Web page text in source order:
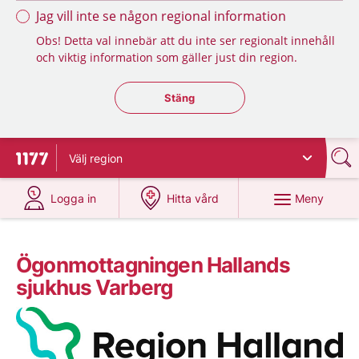
Jag vill inte se någon regional information
Obs! Detta val innebär att du inte ser regionalt innehåll
och viktig information som gäller just din region.
Stäng regionsväljaren
Stäng
Till startsidan för 1177
Välj region
Logga in
på 1177.se
Hitta vård
på 1177.se
Meny
Ögonmottagningen Hallands
sjukhus Varberg